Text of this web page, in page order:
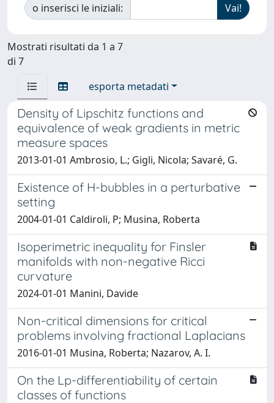
o inserisci le iniziali:
Mostrati risultati da 1 a 7
di 7
esporta metadati
Density of Lipschitz functions and
equivalence of weak gradients in metric
measure spaces
2013-01-01 Ambrosio, L.; Gigli, Nicola; Savaré, G.
Existence of H-bubbles in a perturbative
setting
2004-01-01 Caldiroli, P; Musina, Roberta
Isoperimetric inequality for Finsler
manifolds with non-negative Ricci
curvature
2024-01-01 Manini, Davide
Non-critical dimensions for critical
problems involving fractional Laplacians
2016-01-01 Musina, Roberta; Nazarov, A. I.
On the Lp-differentiability of certain
classes of functions